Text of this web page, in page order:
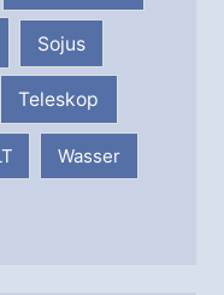
Sojus
Teleskop
Wasser